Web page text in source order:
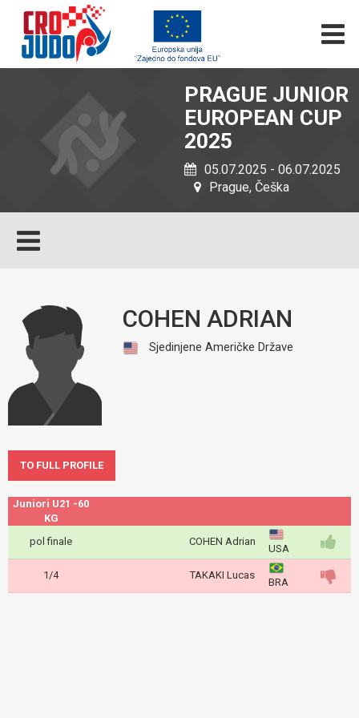
PRAGUE JUNIOR
EUROPEAN CUP
2025
05.07.2025 - 06.07.2025
Prague, Češka
COHEN ADRIAN
Sjedinjene Američke Države
TO FULL PROFILE
Juniori U21 -60
KG
pol finale
COHEN Adrian
USA
1/4 TAKAKI Lucas
BRA